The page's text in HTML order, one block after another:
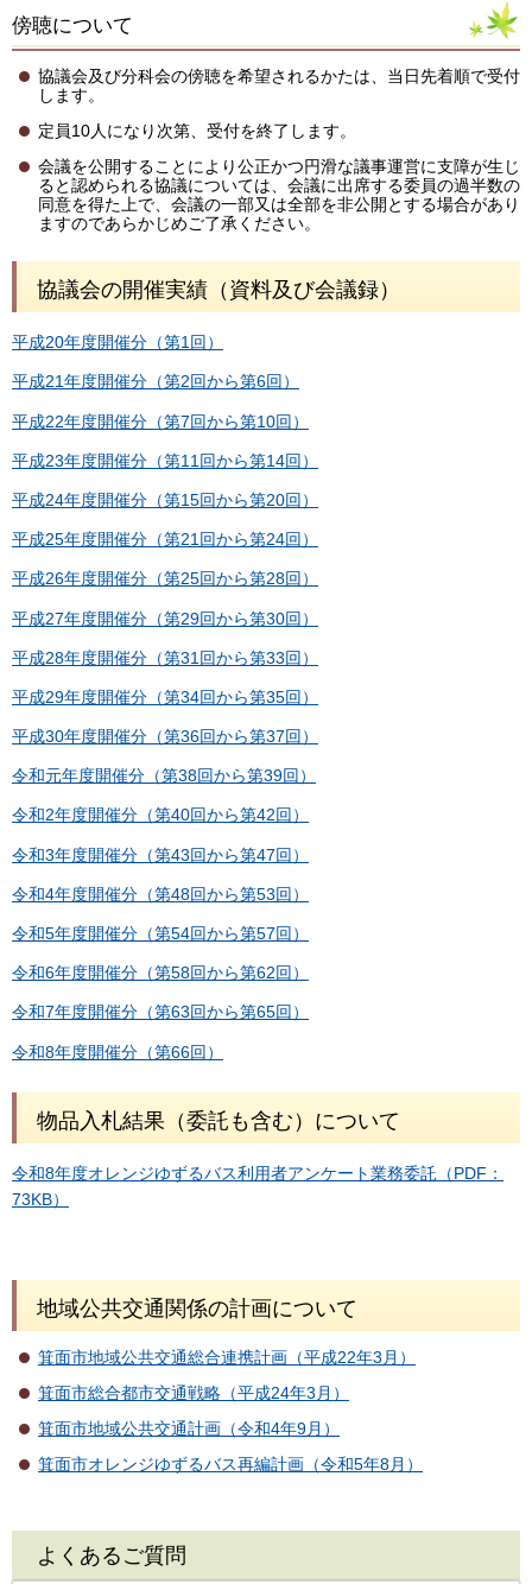
傍聴について
協議会及び分科会の傍聴を希望されるかたは、当日先着順で受付
します。
定員10人になり次第、受付を終了します。
会議を公開することにより公正かつ円滑な議事運営に支障が生じ
ると認められる協議については、会議に出席する委員の過半数の
同意を得た上で、会議の一部又は全部を非公開とする場合があり
ますのであらかじめご了承ください。
協議会の開催実績（資料及び会議録）
平成20年度開催分（第1回）
平成21年度開催分（第2回から第6回）
平成22年度開催分（第7回から第10回）
平成23年度開催分（第11回から第14回）
平成24年度開催分（第15回から第20回）
平成25年度開催分（第21回から第24回）
平成26年度開催分（第25回から第28回）
平成27年度開催分（第29回から第30回）
平成28年度開催分（第31回から第33回）
平成29年度開催分（第34回から第35回）
平成30年度開催分（第36回から第37回）
令和元年度開催分（第38回から第39回）
令和2年度開催分（第40回から第42回）
令和3年度開催分（第43回から第47回）
令和4年度開催分（第48回から第53回）
令和5年度開催分（第54回から第57回）
令和6年度開催分（第58回から第62回）
令和7年度開催分（第63回から第65回）
令和8年度開催分（第66回）
物品入札結果（委託も含む）について
令和8年度オレンジゆずるバス利用者アンケート業務委託（PDF：
73KB）
地域公共交通関係の計画について
箕面市地域公共交通総合連携計画（平成22年3月）
箕面市総合都市交通戦略（平成24年3月）
箕面市地域公共交通計画（令和4年9月）
箕面市オレンジゆずるバス再編計画（令和5年8月）
よくあるご質問